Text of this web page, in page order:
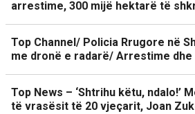
arrestime, 300 mijë hektarë të
Top Channel/ Policia Rrugore në
me dronë e radarë/ Arrestime
Top News – ‘Shtrihu këtu, ndalo!’
të vrasësit të 20 vjeçarit, Joan